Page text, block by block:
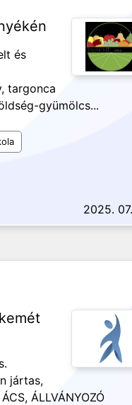
és
targonca
gyümölcs...
2025.
jártas,
ÁLLVÁNYOZÓ